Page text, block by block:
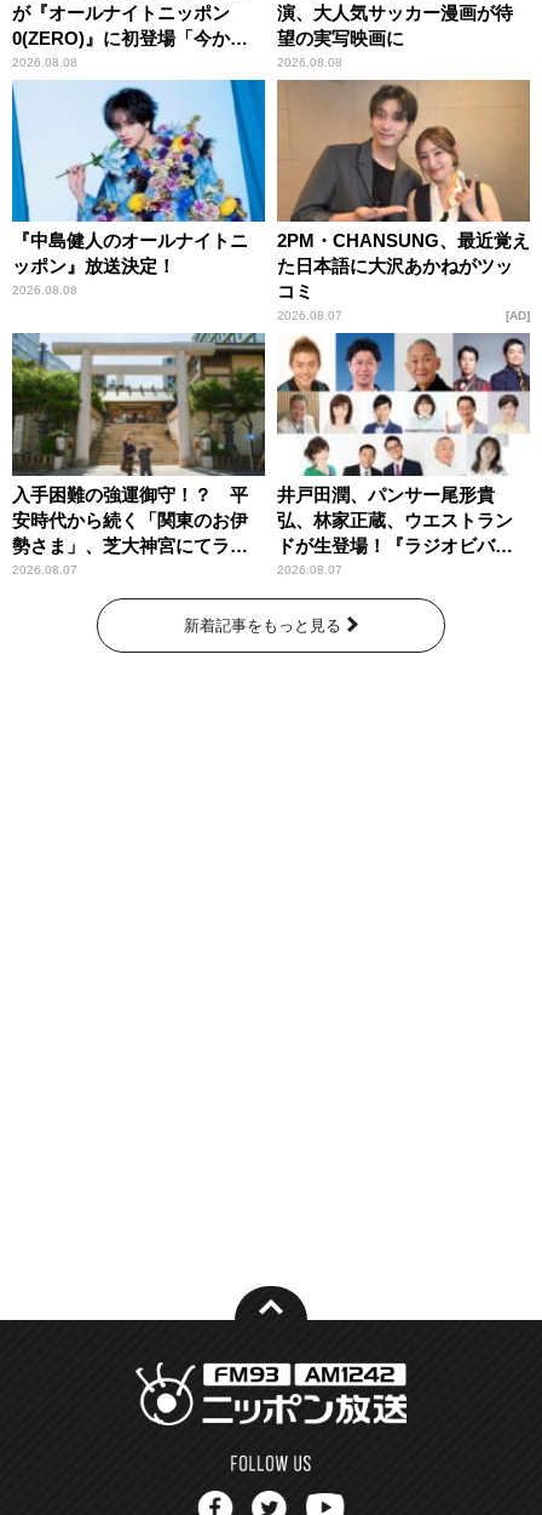
が『オールナイトニッポン
0(ZERO)』に初登場「今から
とてもワクワクしておりま
す！」
2026.08.08
演、大人気サッカー漫画が待
望の実写映画に
2026.08.08
『中島健人のオールナイトニ
ッポン』放送決定！
2026.08.08
2PM・CHANSUNG、最近覚え
た日本語に大沢あかねがツッ
コミ
2026.08.07 AD
入手困難の強運御守！？ 平
安時代から続く「関東のお伊
勢さま」、芝大神宮にてラン
パンプスが合格祈願！
2026.08.07
井戸田潤、パンサー尾形貴
弘、林家正蔵、ウエストラン
ドが生登場！『ラジオビバリ
ー昼ズ』
2026.08.07
新着記事をもっと見る